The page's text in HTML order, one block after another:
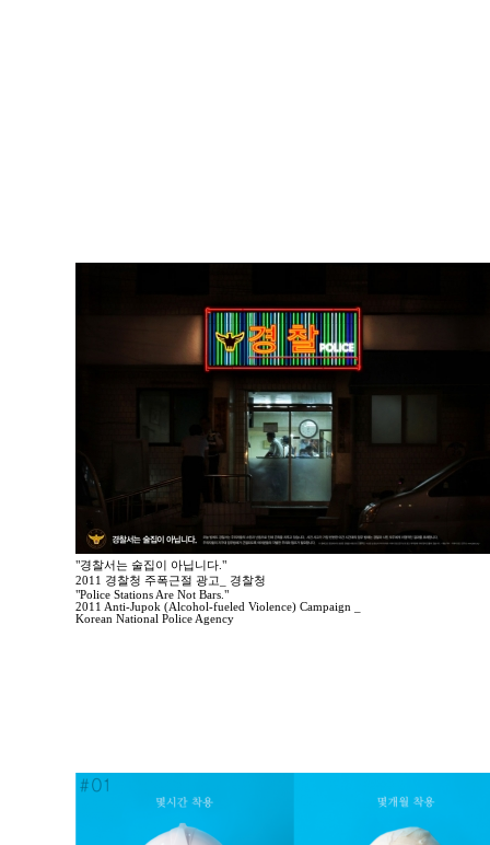
"경찰서는 술집이 아닙니다."
2011 경찰청 주폭근절 광고_ 경찰청
"Police Stations Are Not Bars."
2011 Anti-Jupok (Alcohol-fueled Violence) Campaign _
Korean National Police Agency